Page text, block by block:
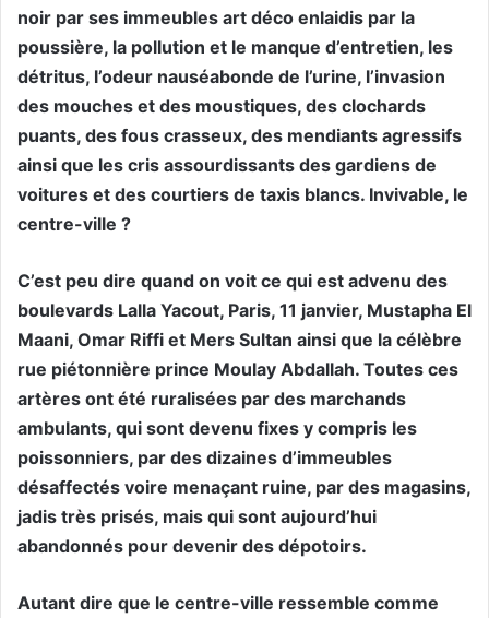
noir par ses immeubles art déco enlaidis par la
poussière, la pollution et le manque d’entretien, les
détritus, l’odeur nauséabonde de l’urine, l’invasion
des mouches et des moustiques, des clochards
puants, des fous crasseux, des mendiants agressifs
ainsi que les cris assourdissants des gardiens de
voitures et des courtiers de taxis blancs. Invivable, le
centre-ville ?
C’est peu dire quand on voit ce qui est advenu des
boulevards Lalla Yacout, Paris, 11 janvier, Mustapha El
Maani, Omar Riffi et Mers Sultan ainsi que la célèbre
rue piétonnière prince Moulay Abdallah. Toutes ces
artères ont été ruralisées par des marchands
ambulants, qui sont devenu fixes y compris les
poissonniers, par des dizaines d’immeubles
désaffectés voire menaçant ruine, par des magasins,
jadis très prisés, mais qui sont aujourd’hui
abandonnés pour devenir des dépotoirs.
Autant dire que le centre-ville ressemble comme